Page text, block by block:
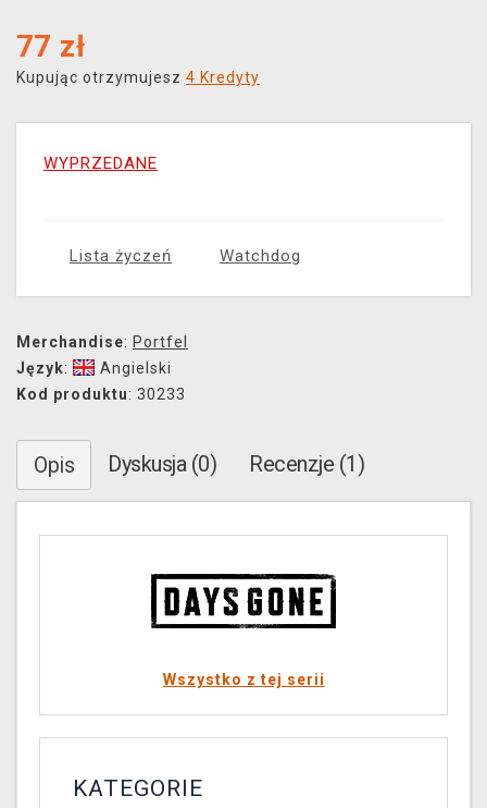
77 zł
Kupując otrzymujesz 4 Kredyty
WYPRZEDANE
Lista życzeń Watchdog
Merchandise: Portfel
Język:
Angielski
Kod produktu: 30233
Opis Dyskusja (0) Recenzje (1)
Wszystko z tej serii
KATEGORIE